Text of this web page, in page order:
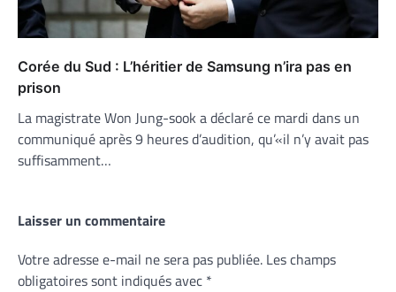
Corée du Sud : L’héritier de Samsung n’ira pas en
prison
La magistrate Won Jung-sook a déclaré ce mardi dans un
communiqué après 9 heures d’audition, qu’«il n’y avait pas
suffisamment…
Laisser un commentaire
Votre adresse e-mail ne sera pas publiée. Les champs
obligatoires sont indiqués avec *